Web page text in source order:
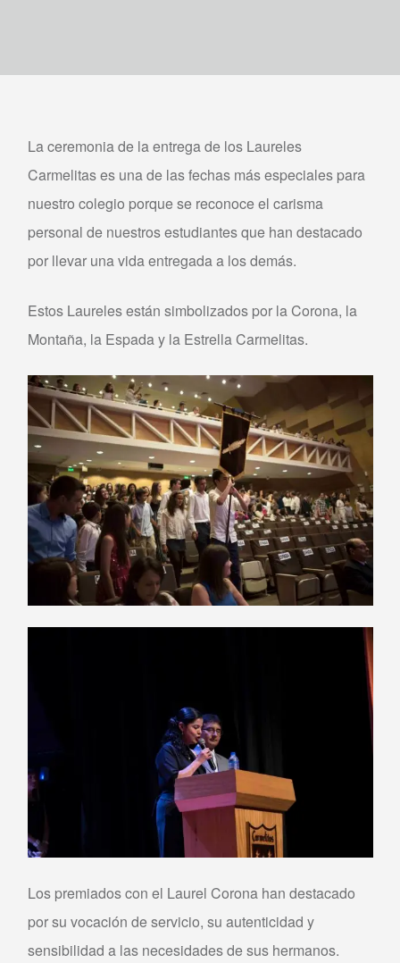
La ceremonia de la entrega de los Laureles
Carmelitas es una de las fechas más especiales para
nuestro colegio porque se reconoce el carisma
personal de nuestros estudiantes que han destacado
por llevar una vida entregada a los demás.
Estos Laureles están simbolizados por la Corona, la
Montaña, la Espada y la Estrella Carmelitas.
Los premiados con el Laurel Corona han destacado
por su vocación de servicio, su autenticidad y
sensibilidad a las necesidades de sus hermanos.